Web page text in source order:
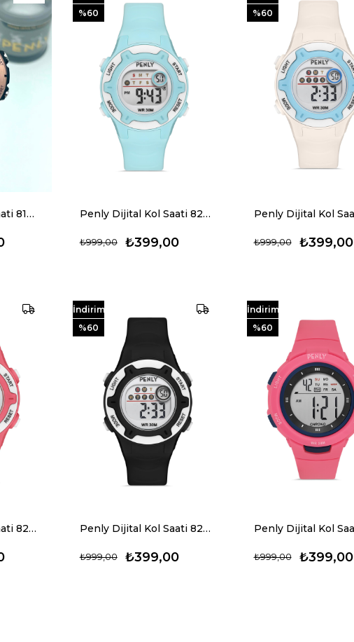
Penly Dijital Kol Saati 8106 Model Siyah Rose +2 Renk Kronometre-Alarmlı 5ATM Su Geçirmez Penly Dijital Kol Saati 8203 Model Açık Turkuaz +4 Renk Kronometre-Alarmlı 5ATM Su Geçirmez
₺399,00
₺999,00
%60
₺399,00
₺999,00
%60
Penly Dijital Kol Saati 8203 Model Pembe +4 Renk Kronometre-Alarmlı 5ATM Su Geçirmez Penly Dijital Kol Saati 8203 Model Siyah +4 Renk Kronometre-Alarmlı 5ATM Su Geçirmez
₺399,00
₺999,00
İndirim
%60
₺399,00
₺999,00
İndirim
%60